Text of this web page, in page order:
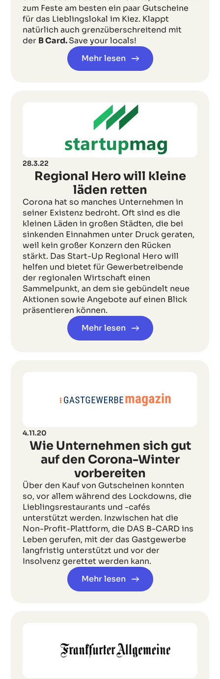
zum Feste am besten ein paar Gutscheine
für das Lieblingslokal im Kiez. Klappt
natürlich auch grenzüberschreitend mit
der B Card.Save your locals!
Mehr lesen
28.3.22
Regional Hero will kleine
läden retten
Corona hat so manches Unternehmen in
seiner Existenz bedroht. Oft sind es die
kleinen Läden in großen Städten, die bei
sinkenden Einnahmen unter Druck geraten,
weil kein großer Konzern den Rücken
stärkt. Das Start-Up Regional Hero will
helfen und bietet für Gewerbetreibende
der regionalen Wirtschaft einen
Sammelpunkt, an dem sie gebündelt neue
Aktionen sowie Angebote auf einen Blick
präsentieren können.
Mehr lesen
4.11.20
Wie Unternehmen sich gut
auf den Corona-Winter
vorbereiten
Über den Kauf von Gutscheinen konnten
so, vor allem während des Lockdowns, die
Lieblingsrestaurants und -cafés
unterstützt werden. Inzwischen hat die
Non-Profit-Plattform, die DAS B-CARD ins
Leben gerufen, mit der das Gastgewerbe
langfristig unterstützt und vor der
Insolvenz gerettet werden kann.
Mehr lesen